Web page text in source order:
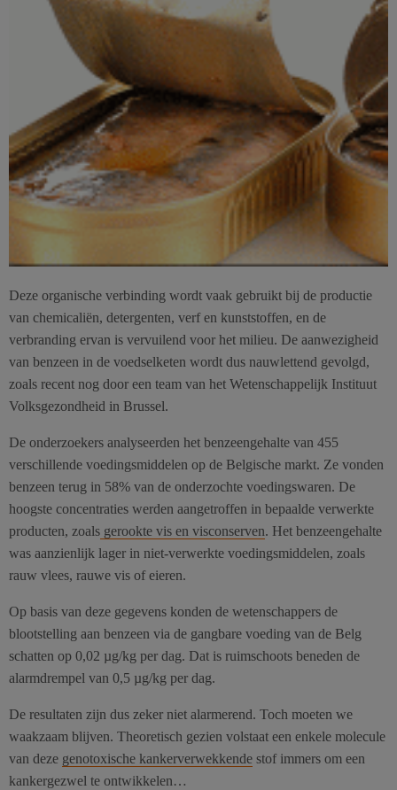
Deze organische verbinding wordt vaak gebruikt bij de productie
van chemicaliën, detergenten, verf en kunststoffen, en de
verbranding ervan is vervuilend voor het milieu. De aanwezigheid
van benzeen in de voedselketen wordt dus nauwlettend gevolgd,
zoals recent nog door een team van het Wetenschappelijk Instituut
Volksgezondheid in Brussel.
De onderzoekers analyseerden het benzeengehalte van 455
verschillende voedingsmiddelen op de Belgische markt. Ze vonden
benzeen terug in 58% van de onderzochte voedingswaren. De
hoogste concentraties werden aangetroffen in bepaalde verwerkte
producten, zoals gerookte vis en visconserven. Het benzeengehalte
was aanzienlijk lager in niet-verwerkte voedingsmiddelen, zoals
rauw vlees, rauwe vis of eieren.
Op basis van deze gegevens konden de wetenschappers de
blootstelling aan benzeen via de gangbare voeding van de Belg
schatten op 0,02 µg/kg per dag. Dat is ruimschoots beneden de
alarmdrempel van 0,5 µg/kg per dag.
De resultaten zijn dus zeker niet alarmerend. Toch moeten we
waakzaam blijven. Theoretisch gezien volstaat een enkele molecule
van deze genotoxische kankerverwekkende stof immers om een
kankergezwel te ontwikkelen…